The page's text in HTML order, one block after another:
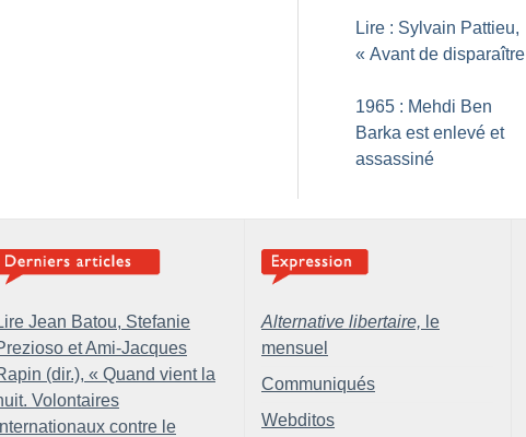
Lire : Sylvain Pattieu,
« Avant de disparaître
1965 : Mehdi Ben
Barka est enlevé et
assassiné
Jean Batou, Stefanie
et Ami-Jacques
(dir.), « Quand vient la
Volontaires
contre le
Alternative libertaire, le
mensuel
Communiqués
Webditos